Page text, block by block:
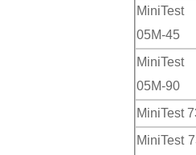
05M-45
05M-90
MiniTest
MiniTest